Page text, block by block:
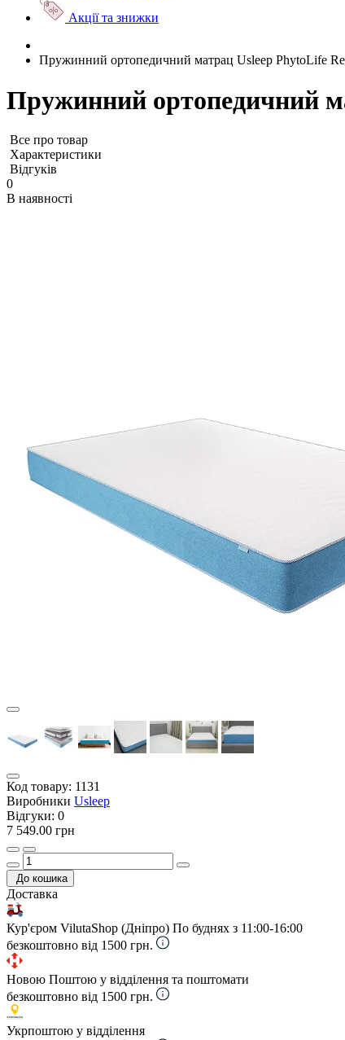
Акції та знижки
Пружинний ортопедичний матрац Usleep PhytoLife
Пружинний ортопедичний
Все про товар
Характеристики
Відгуків
0
В наявності
Код товару: 1131
Виробники Usleep
Відгуки: 0
7 549.00 грн
До кошика
Доставка
Кур'єром VilutaShop (Дніпро) По буднях з 11:00-16:00
безкоштовно від 1500 грн.
Новою Поштою у відділення та поштомати
безкоштовно від 1500 грн.
Укрпоштою у відділення